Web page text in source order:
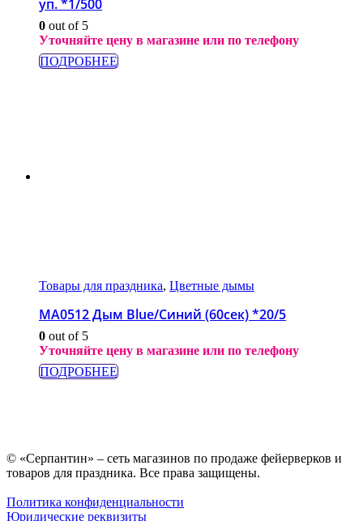
уп. *1/500
0 out of 5
Уточняйте цену в магазине или по телефону
ПОДРОБНЕЕ
Товары для праздника, Цветные дымы
МА0512 Дым Blue/Синий (60сек) *20/5
0 out of 5
Уточняйте цену в магазине или по телефону
ПОДРОБНЕЕ
© «Серпантин» – сеть магазинов по продаже фейерверков и
товаров для праздника. Все права защищены.
Политика конфиденциальности
Юридические реквизиты